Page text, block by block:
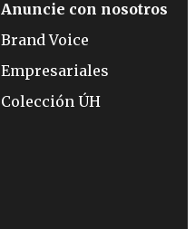
Anuncie con nosotros
Brand Voice
Empresariales
Colección ÚH